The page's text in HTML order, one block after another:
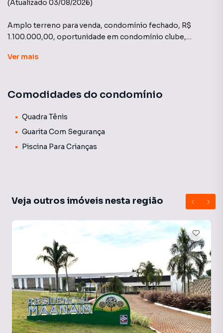
(Atualizado 03/08/2026)
Amplo terreno para venda, condomínio fechado, R$
1.100.000,00, oportunidade em condomínio clube,
areia, 2 quadras de tênis, pomar, espaço de leitura, pista de
maravilhosa para nascer do sol, entre outras alegrias de
viver ao ar livre.
Venha para o condomínio fechado e tenha toda segurança
Ver mais
Comodidades do condomínio
Quadra Tênis
Guarita Com Segurança
Piscina Para Crianças
Veja outros imóveis nesta região